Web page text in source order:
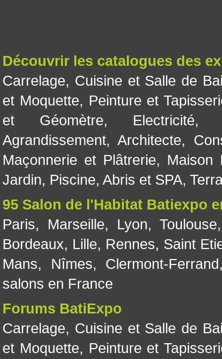
Découvrir les catalogues des
Carrelage, Cuisine et Salle de
et Moquette, Peinture et
et Géomètre, Electricité
Agrandissement, Architecte,
Maçonnerie et Plâtrerie, Maison
Jardin, Piscine, Abris et SPA,
95 Salon de l'Habitat Batiexpo
Paris, Marseille, Lyon, Toulouse
Bordeaux, Lille, Rennes, Saint
Mans, Nîmes, Clermont-Ferrand
salons en France
Forums BatiExpo
Carrelage, Cuisine et Salle de
et Moquette, Peinture et